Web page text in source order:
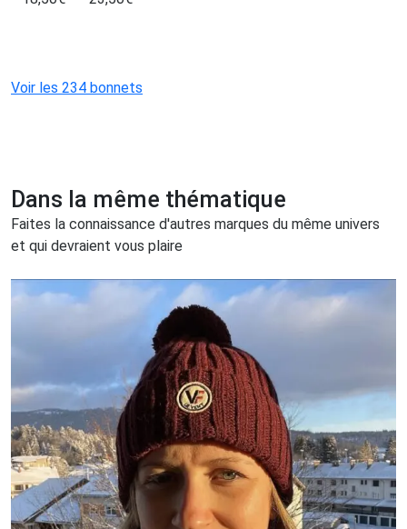
Voir les 234 bonnets
Dans la même thématique
Faites la connaissance d'autres marques du même univers
et qui devraient vous plaire